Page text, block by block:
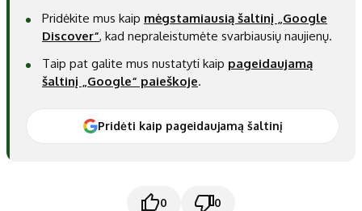
Pridėkite mus kaip mėgstamiausią šaltinį „Google
Discover“, kad nepraleistumėte svarbiausių naujienų.
Taip pat galite mus nustatyti kaip pageidaujamą
šaltinį „Google“ paieškoje.
Pridėti kaip pageidaujamą šaltinį
0 0